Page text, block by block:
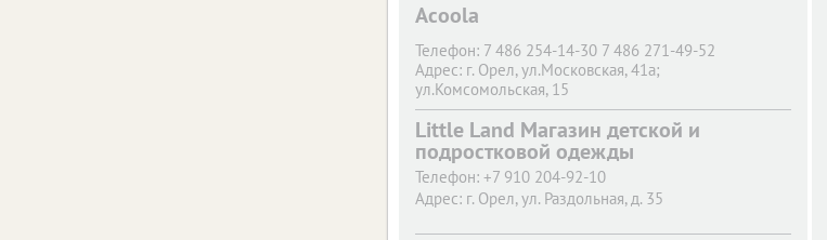
Acoola
Телефон: 7 486 254-14-30 7 486 271-49-52
Адрес: г. Орел, ул.Московская, 41а;
ул.Комсомольская, 15
Little Land Магазин детской и
подростковой одежды
Телефон: +7 910 204-92-10
Адрес: г. Орел, ул. Раздольная, д. 35